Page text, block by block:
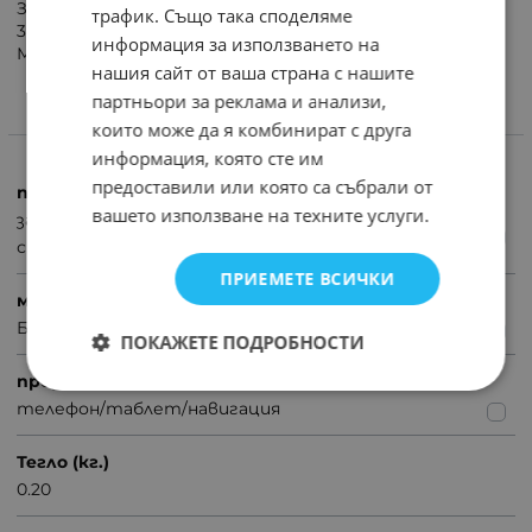
Захвата към устройството е с пружини
360 градусова въртяща щипка
Много-добър дизайн
ХАРАКТЕРИСТИКИ
продукт
за автомобил
стойка
марка
Без марка
предназначение
телефон/таблет/навигация
Тегло (кг.)
0.20
трафик. Също така споделяме
информация за използването на
нашия сайт от ваша страна с нашите
партньори за реклама и анализи,
които може да я комбинират с друга
информация, която сте им
предоставили или която са събрали от
вашето използване на техните услуги.
ПРИЕМЕТЕ ВСИЧКИ
ПОКАЖЕТЕ ПОДРОБНОСТИ